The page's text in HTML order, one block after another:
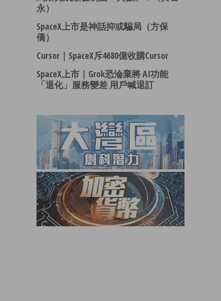
永）
SpaceX上市是神話抑或騙局（方保
僑）
Cursor｜SpaceX斥4680億收購Cursor
SpaceX上市｜Grok恐淪棄將 AI功能
「退化」服務變差 用戶喊退訂